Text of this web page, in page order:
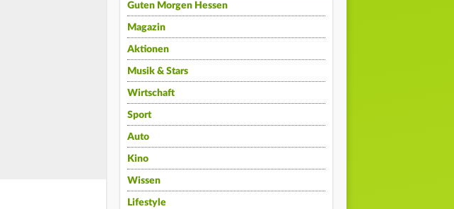
Guten Morgen Hessen
Magazin
Aktionen
Musik & Stars
Wirtschaft
Sport
Auto
Kino
Wissen
Lifestyle